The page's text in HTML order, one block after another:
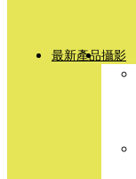
最新產品攝影